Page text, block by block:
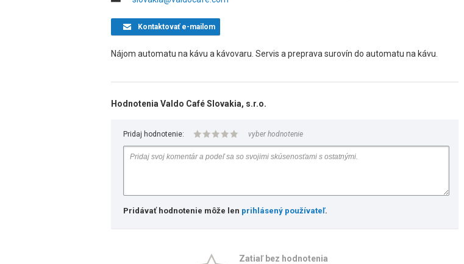
Kontaktovaťe-mailom
Nájom automatu na kávu a kávovaru. Servis a preprava surovín do automatu na kávu.
Hodnotenia Valdo Café Slovakia, s.r.o.
Pridaj hodnotenie: vyber hodnotenie
Pridávať hodnotenie môže len prihlásený používateľ.
Zatiaľ bez hodnotenia